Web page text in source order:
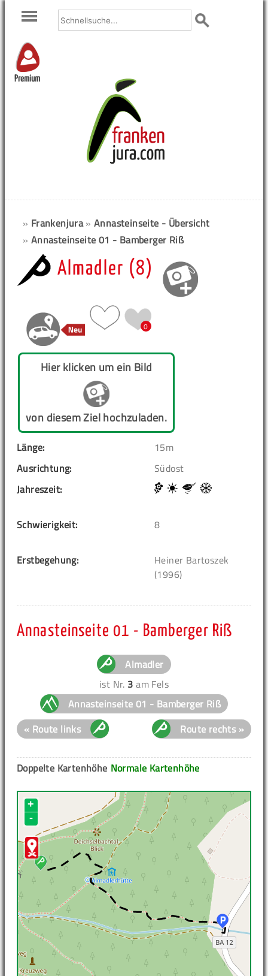
Premium
» Frankenjura»Annasteinseite - Übersicht
» Annasteinseite 01 - Bamberger Riß
Almadler (8)
0
Hier klicken um ein Bild
von diesem Ziel hochzuladen.
Länge:
15m
Ausrichtung:
Südost
Jahreszeit:
Schwierigkeit: 8
Erstbegehung:
Heiner Bartoszek
(1996)
Annasteinseite 01 - Bamberger Riß
Almadler
ist Nr. 3 am Fels
Annasteinseite 01 - Bamberger Riß
« Route links
Route rechts »
Normale Kartenhöhe
Doppelte Kartenhöhe
+
-